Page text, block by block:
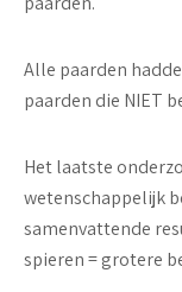
Alle paarden
paarden die NIET
Het laatste
wetenschappelijk
samenvattende
spieren = grotere